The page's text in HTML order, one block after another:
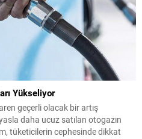
Yükseliyor
geçerli olacak bir artış
daha ucuz satılan otogazın
tüketicilerin cephesinde dikkat